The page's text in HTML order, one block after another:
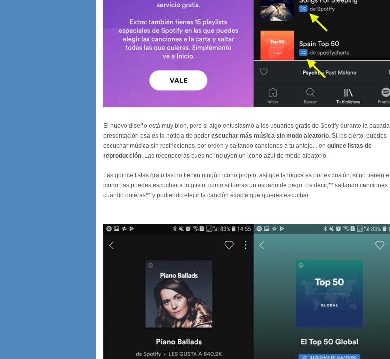
El nuevo diseño está muy bien, pero si algo entusiasmó a los usuarios gratis de Spotify durante la pasada
presentación esa es la noticia de poder escuchar más música sin modo aleatorio. Sí, es cierto, puedes
escuchar música sin restricciones, por orden y saltando canciones a tu antojo... en quince listas de
reproducción. Las reconocerás pues no incluyen un icono azul de modo aleatorio.
Las quince listas gratuitas no tienen ningún icono propio, así que la lógica es por exclusión: si no tienen el
icono, las puedes escuchar a tu gusto, como si fueras un usuario de pago. Es decir,** saltando canciones
cuando quieras** y pudiendo elegir la canción exacta que quieres escuchar.